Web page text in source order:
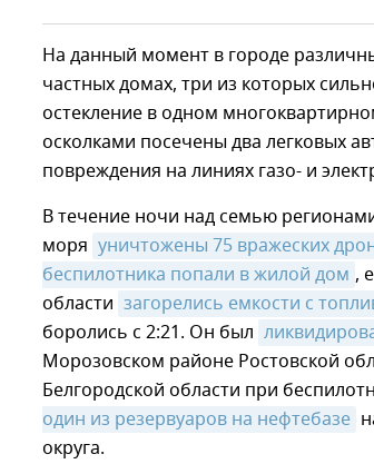
На данный момент в городе
частных домах, три из которых
остекление в одном
осколками посечены два легковых
повреждения на линиях газо- и
В течение ночи над семью
моря уничтожены 75 вражеских
беспилотника попали в жилой дом ,
области загорелись емкости с
боролись с 2:21. Он был
Морозовском районе Ростовской
Белгородской области при
один из резервуаров на нефтебазе
округа.